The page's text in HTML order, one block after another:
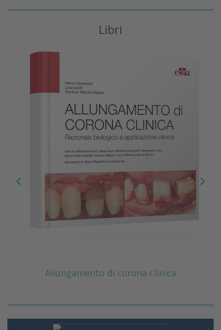
Libri
Allungamento di corona clinica